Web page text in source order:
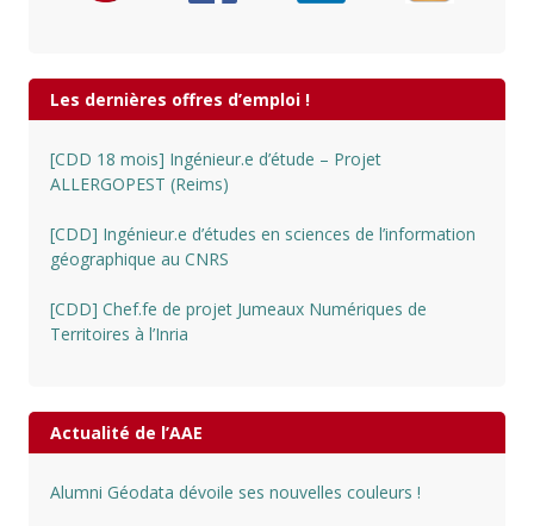
Les dernières offres d’emploi !
[CDD 18 mois] Ingénieur.e d’étude – Projet
ALLERGOPEST (Reims)
[CDD] Ingénieur.e d’études en sciences de l’information
géographique au CNRS
[CDD] Chef.fe de projet Jumeaux Numériques de
Territoires à l’Inria
Actualité de l’AAE
Alumni Géodata dévoile ses nouvelles couleurs !